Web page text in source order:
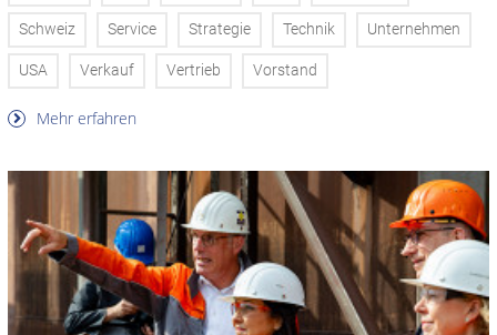
Schweiz Service Strategie Technik Unternehmen
USA Verkauf Vertrieb Vorstand
Mehr erfahren